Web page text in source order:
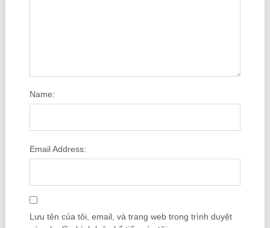
Name:
Email Address:
Lưu tên của tôi, email, và trang web trong trình duyệt